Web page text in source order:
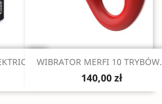
Szybki podgląd
WIBRATOR MERFI 10
140,00 zł